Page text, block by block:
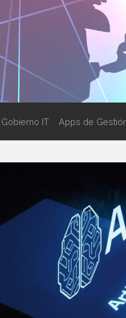
Gobierno IT Apps de